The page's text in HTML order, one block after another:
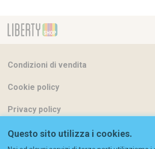
Condizioni di vendita
Cookie policy
Privacy policy
Metodi di pagamento
Questo sito utilizza i cookies.